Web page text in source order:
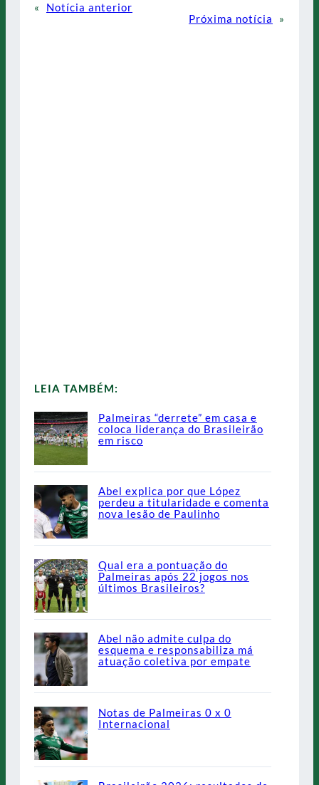
«
Notícia anterior
Próxima notícia
»
LEIA TAMBÉM:
Palmeiras “derrete” em casa e
coloca liderança do Brasileirão
em risco
Abel explica por que López
perdeu a titularidade e comenta
nova lesão de Paulinho
Qual era a pontuação do
Palmeiras após 22 jogos nos
últimos Brasileiros?
Abel não admite culpa do
esquema e responsabiliza má
atuação coletiva por empate
Notas de Palmeiras 0 x 0
Internacional